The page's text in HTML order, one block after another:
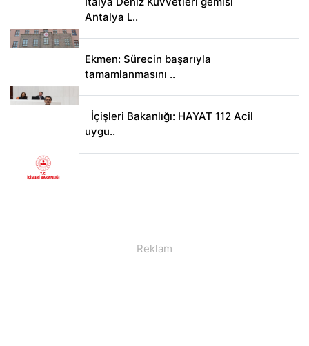
Antalya L..
Ekmen: Sürecin başarıyla
tamamlanmasını ..
İçişleri Bakanlığı: HAYAT 112 Acil
uygu..